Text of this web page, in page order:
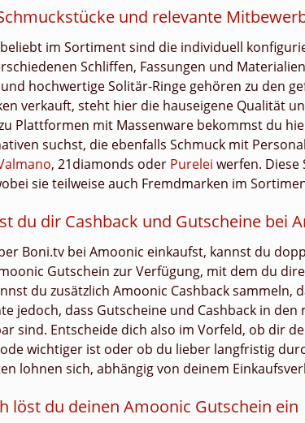
und relevante
im Sortiment sind die individuell
Schliffen, Fassungen und
hochwertige Solitär-Ringe gehören zu den
verkauft, steht hier die hauseigene Qualität
Plattformen mit Massenware bekommst du
suchst, die ebenfalls Schmuck mit
, 21diamonds oder Purelei werfen.
sie teilweise auch Fremdmarken im
du dir Cashback und Gutscheine bei
Boni.tv bei Amoonic einkaufst, kannst du
Gutschein zur Verfügung, mit dem du
du zusätzlich Amoonic Cashback sammeln,
jedoch, dass Gutscheine und Cashback in den
sind. Entscheide dich also im Vorfeld, ob dir
wichtiger ist oder ob du lieber langfristig
lohnen sich, abhängig von deinem
löst du deinen Amoonic Gutschein ein